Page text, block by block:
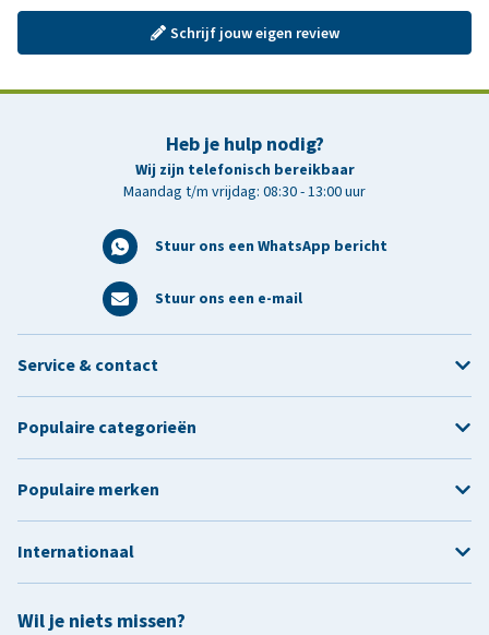
Schrijf jouw eigen review
Heb je hulp nodig?
Wij zijn telefonisch bereikbaar
Maandag t/m vrijdag: 08:30 - 13:00 uur
Stuur ons een WhatsApp bericht
Stuur ons een e-mail
Wil je niets missen?
Service & contact
Populaire categorieën
Populaire merken
Internationaal